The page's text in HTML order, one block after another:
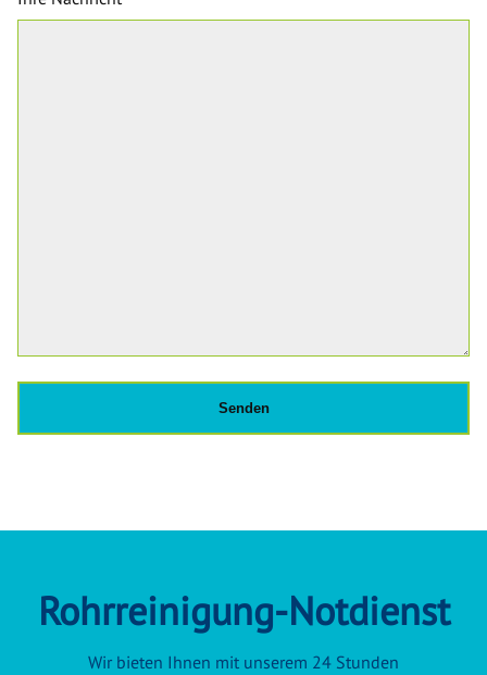
Rohrreinigung-Notdienst
Wir bieten Ihnen mit unserem 24 Stunden